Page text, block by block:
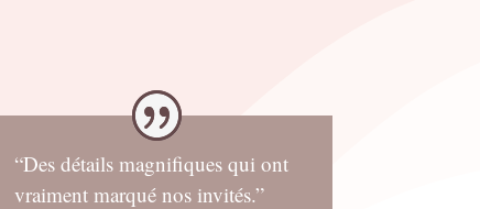
“Des détails magnifiques qui ont
vraiment marqué nos invités.”